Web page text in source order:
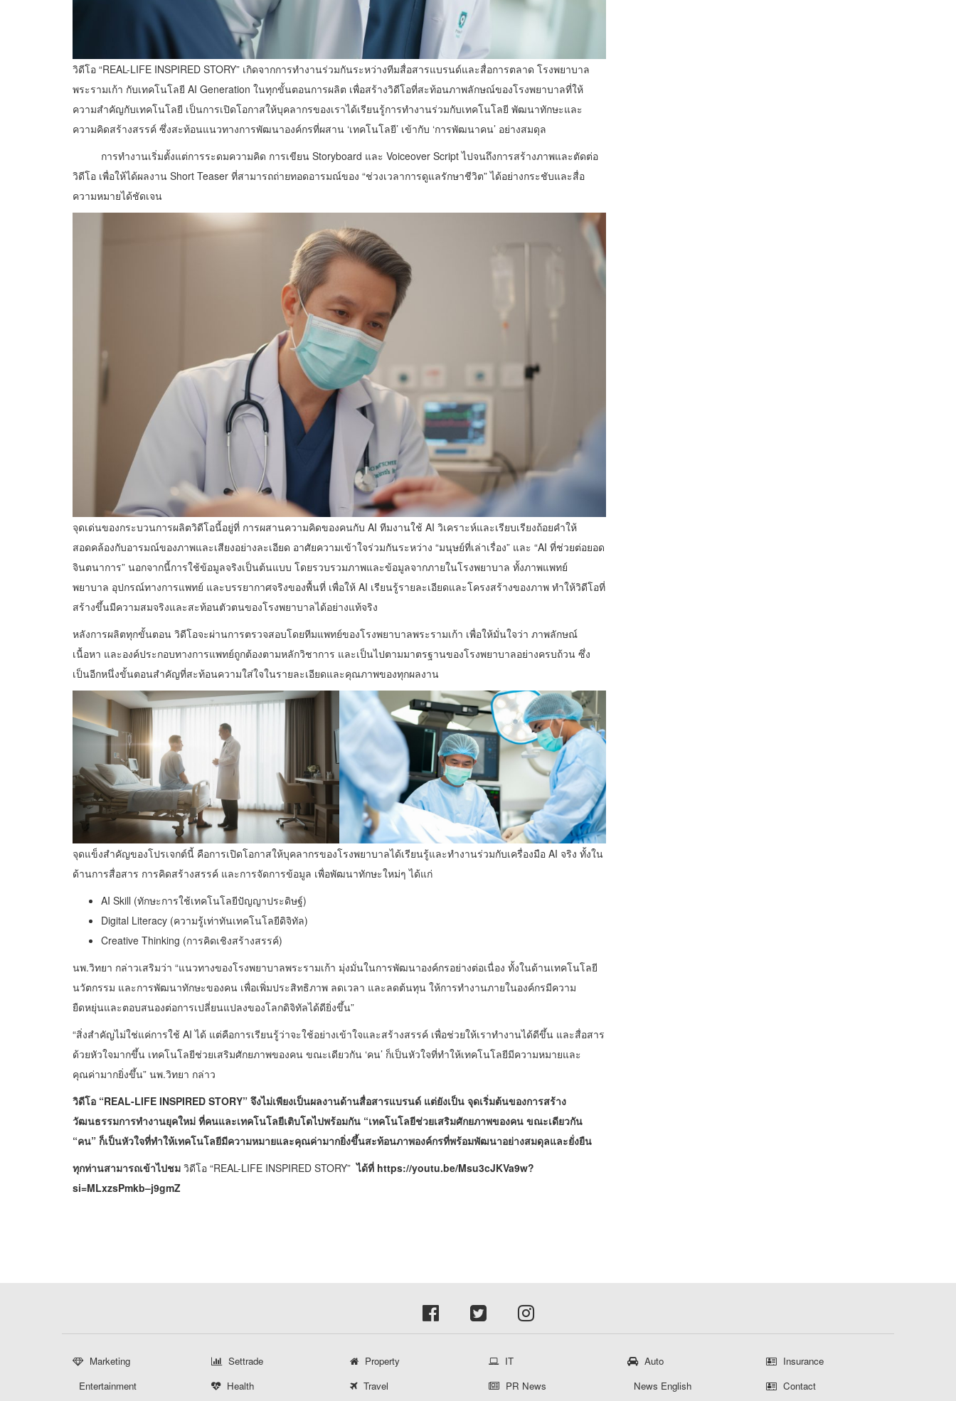
วิดีโอ “REAL-LIFE INSPIRED STORY” เกิดจากการทำงานร่วมกันระหว่างทีมสื่อสารแบรนด์และสื่อการตลาด โรงพยาบาล
พระรามเก้า กับเทคโนโลยี AI Generation ในทุกขั้นตอนการผลิต เพื่อสร้างวิดีโอที่สะท้อนภาพลักษณ์ของโรงพยาบาลที่ให้
ความสำคัญกับเทคโนโลยี เป็นการเปิดโอกาสให้บุคลากรของเราได้เรียนรู้การทำงานร่วมกับเทคโนโลยี พัฒนาทักษะและ
ความคิดสร้างสรรค์ ซึ่งสะท้อนแนวทางการพัฒนาองค์กรที่ผสาน ‘เทคโนโลยี’ เข้ากับ ‘การพัฒนาคน’ อย่างสมดุล
การทำงานเริ่มตั้งแต่การระดมความคิด การเขียน Storyboard และ Voiceover Script ไปจนถึงการสร้างภาพและตัดต่อ
วิดีโอ เพื่อให้ได้ผลงาน Short Teaser ที่สามารถถ่ายทอดอารมณ์ของ “ช่วงเวลาการดูแลรักษาชีวิต” ได้อย่างกระชับและสื่อ
ความหมายได้ชัดเจน
จุดเด่นของกระบวนการผลิตวิดีโอนี้อยู่ที่ การผสานความคิดของคนกับ AI ทีมงานใช้ AI วิเคราะห์และเรียบเรียงถ้อยคำให้
สอดคล้องกับอารมณ์ของภาพและเสียงอย่างละเอียด อาศัยความเข้าใจร่วมกันระหว่าง “มนุษย์ที่เล่าเรื่อง” และ “AI ที่ช่วยต่อยอด
จินตนาการ” นอกจากนี้การใช้ข้อมูลจริงเป็นต้นแบบ โดยรวบรวมภาพและข้อมูลจากภายในโรงพยาบาล ทั้งภาพแพทย์
พยาบาล อุปกรณ์ทางการแพทย์ และบรรยากาศจริงของพื้นที่ เพื่อให้ AI เรียนรู้รายละเอียดและโครงสร้างของภาพ ทำให้วิดีโอที่
สร้างขึ้นมีความสมจริงและสะท้อนตัวตนของโรงพยาบาลได้อย่างแท้จริง
หลังการผลิตทุกขั้นตอน วิดีโอจะผ่านการตรวจสอบโดยทีมแพทย์ของโรงพยาบาลพระรามเก้า เพื่อให้มั่นใจว่า ภาพลักษณ์
เนื้อหา และองค์ประกอบทางการแพทย์ถูกต้องตามหลักวิชาการ และเป็นไปตามมาตรฐานของโรงพยาบาลอย่างครบถ้วน ซึ่ง
เป็นอีกหนึ่งขั้นตอนสำคัญที่สะท้อนความใส่ใจในรายละเอียดและคุณภาพของทุกผลงาน
จุดแข็งสำคัญของโปรเจกต์นี้ คือการเปิดโอกาสให้บุคลากรของโรงพยาบาลได้เรียนรู้และทำงานร่วมกับเครื่องมือ AI จริง ทั้งใน
ด้านการสื่อสาร การคิดสร้างสรรค์ และการจัดการข้อมูล เพื่อพัฒนาทักษะใหม่ๆ ได้แก่
AI Skill (ทักษะการใช้เทคโนโลยีปัญญาประดิษฐ์)
Digital Literacy (ความรู้เท่าทันเทคโนโลยีดิจิทัล)
Creative Thinking (การคิดเชิงสร้างสรรค์)
นพ.วิทยา กล่าวเสริมว่า “แนวทางของโรงพยาบาลพระรามเก้า มุ่งมั่นในการพัฒนาองค์กรอย่างต่อเนื่อง ทั้งในด้านเทคโนโลยี
นวัตกรรม และการพัฒนาทักษะของคน เพื่อเพิ่มประสิทธิภาพ ลดเวลา และลดต้นทุน ให้การทำงานภายในองค์กรมีความ
ยืดหยุ่นและตอบสนองต่อการเปลี่ยนแปลงของโลกดิจิทัลได้ดียิ่งขึ้น”
“สิ่งสำคัญไม่ใช่แค่การใช้ AI ได้ แต่คือการเรียนรู้ว่าจะใช้อย่างเข้าใจและสร้างสรรค์ เพื่อช่วยให้เราทำงานได้ดีขึ้น และสื่อสาร
ด้วยหัวใจมากขึ้น เทคโนโลยีช่วยเสริมศักยภาพของคน ขณะเดียวกัน ‘คน’ ก็เป็นหัวใจที่ทำให้เทคโนโลยีมีความหมายและ
คุณค่ามากยิ่งขึ้น” นพ.วิทยา กล่าว
วิดีโอ “REAL-LIFE INSPIRED STORY” จึงไม่เพียงเป็นผลงานด้านสื่อสารแบรนด์ แต่ยังเป็น จุดเริ่มต้นของการสร้าง
วัฒนธรรมการทำงานยุคใหม่ ที่คนและเทคโนโลยีเติบโตไปพร้อมกัน “เทคโนโลยีช่วยเสริมศักยภาพของคน ขณะเดียวกัน
“คน” ก็เป็นหัวใจที่ทำให้เทคโนโลยีมีความหมายและคุณค่ามากยิ่งขึ้นสะท้อนภาพองค์กรที่พร้อมพัฒนาอย่างสมดุลและยั่งยืน
ทุกท่านสามารถเข้าไปชม วิดีโอ “REAL-LIFE INSPIRED STORY” ได้ที่ https://youtu.be/Msu3cJKVa9w?
si=MLxzsPmkb–j9gmZ
Marketing Settrade Property IT Auto
Insurance
Entertainment
Health Travel PR News News English Contact